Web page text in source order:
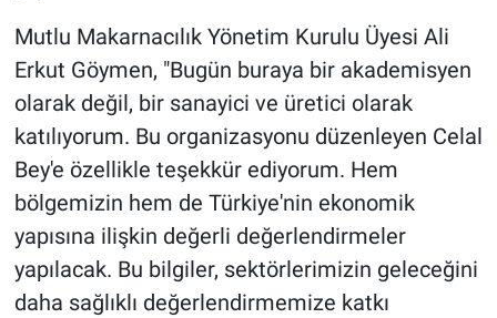
Mutlu Makarnacılık Yönetim Kurulu Üyesi Ali
Erkut Göymen, "Bugün buraya bir akademisyen
olarak değil, bir sanayici ve üretici olarak
katılıyorum. Bu organizasyonu düzenleyen Celal
Bey'e özellikle teşekkür ediyorum. Hem
bölgemizin hem de Türkiye'nin ekonomik
yapısına ilişkin değerli değerlendirmeler
yapılacak. Bu bilgiler, sektörlerimizin geleceğini
daha sağlıklı değerlendirmemize katkı